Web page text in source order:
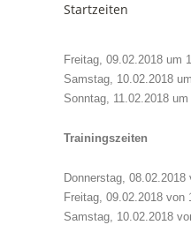
Startzeiten
Freitag, 09.02.2018 um
Samstag, 10.02.2018
Sonntag, 11.02.2018
Trainingszeiten
Donnerstag,
Freitag, 09.02.2018 von
Samstag, 10.02.2018